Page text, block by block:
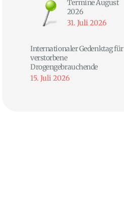
Termine August
2026
31. Juli 2026
Internationaler Gedenktag für
verstorbene
Drogengebrauchende
15. Juli 2026